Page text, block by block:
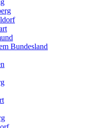
Bundesland